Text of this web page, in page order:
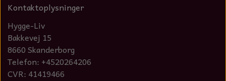
CANDLE HOUSES
Kontaktoplysninger
Hygge-Liv
Bakkevej 15
8660 Skanderborg
Telefon: +4520264206
CVR: 41419466